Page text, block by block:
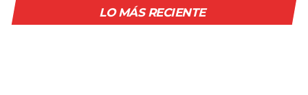
LO MÁS RECIENTE